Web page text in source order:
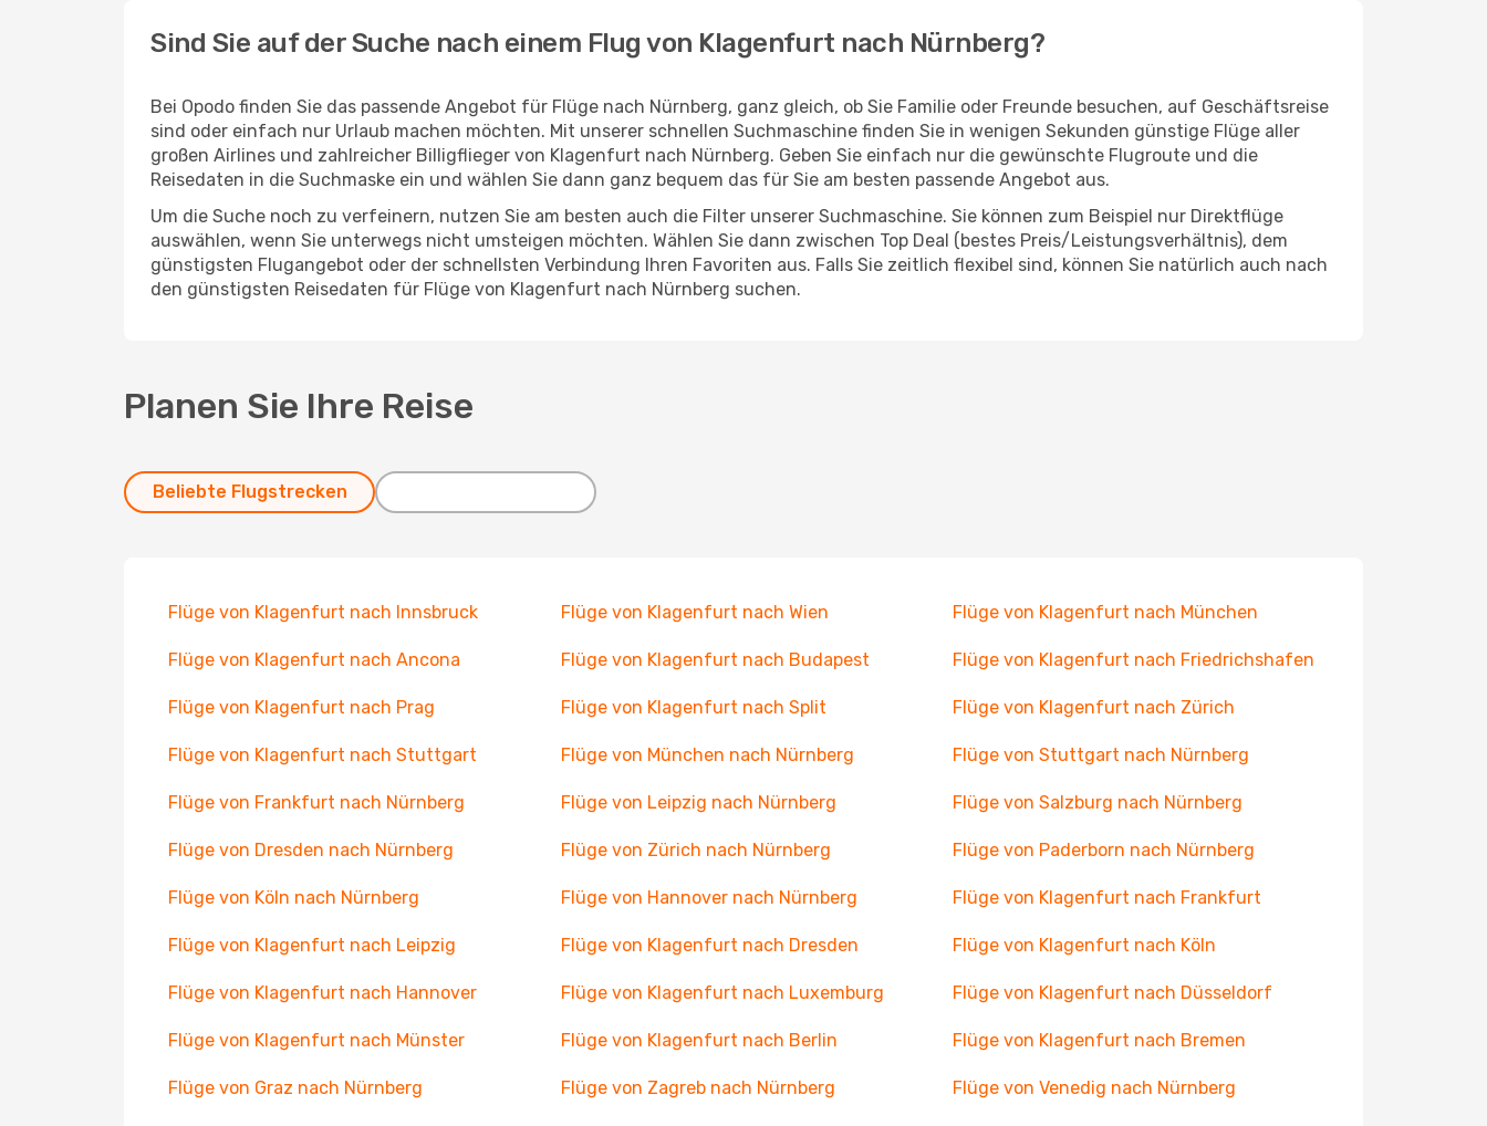
Sind Sie auf der Suche nach einem Flug von Klagenfurt nach Nürnberg?
Bei Opodo finden Sie das passende Angebot für Flüge nach Nürnberg, ganz gleich, ob Sie Familie oder Freunde besuchen, auf Geschäftsreise
sind oder einfach nur Urlaub machen möchten. Mit unserer schnellen Suchmaschine finden Sie in wenigen Sekunden günstige Flüge aller
großen Airlines und zahlreicher Billigflieger von Klagenfurt nach Nürnberg. Geben Sie einfach nur die gewünschte Flugroute und die
Reisedaten in die Suchmaske ein und wählen Sie dann ganz bequem das für Sie am besten passende Angebot aus.
Um die Suche noch zu verfeinern, nutzen Sie am besten auch die Filter unserer Suchmaschine. Sie können zum Beispiel nur Direktflüge
auswählen, wenn Sie unterwegs nicht umsteigen möchten. Wählen Sie dann zwischen Top Deal (bestes Preis/Leistungsverhältnis), dem
günstigsten Flugangebot oder der schnellsten Verbindung Ihren Favoriten aus. Falls Sie zeitlich flexibel sind, können Sie natürlich auch nach
den günstigsten Reisedaten für Flüge von Klagenfurt nach Nürnberg suchen.
Planen Sie Ihre Reise
Beliebte Flugstrecken
Flüge von Klagenfurt nach Innsbruck Flüge von Klagenfurt nach Wien Flüge von Klagenfurt nach München
Flüge von Klagenfurt nach Ancona Flüge von Klagenfurt nach Budapest Flüge von Klagenfurt nach Friedrichshafen
Flüge von Klagenfurt nach Prag Flüge von Klagenfurt nach Split Flüge von Klagenfurt nach Zürich
Flüge von Klagenfurt nach Stuttgart Flüge von München nach Nürnberg Flüge von Stuttgart nach Nürnberg
Flüge von Frankfurt nach Nürnberg Flüge von Leipzig nach Nürnberg Flüge von Salzburg nach Nürnberg
Flüge von Dresden nach Nürnberg Flüge von Zürich nach Nürnberg Flüge von Paderborn nach Nürnberg
Flüge von Köln nach Nürnberg Flüge von Hannover nach Nürnberg Flüge von Klagenfurt nach Frankfurt
Flüge von Klagenfurt nach Leipzig Flüge von Klagenfurt nach Dresden Flüge von Klagenfurt nach Köln
Flüge von Klagenfurt nach Hannover Flüge von Klagenfurt nach Luxemburg Flüge von Klagenfurt nach Düsseldorf
Flüge von Klagenfurt nach Münster Flüge von Klagenfurt nach Berlin Flüge von Klagenfurt nach Bremen
Flüge von Graz nach Nürnberg Flüge von Zagreb nach Nürnberg Flüge von Venedig nach Nürnberg